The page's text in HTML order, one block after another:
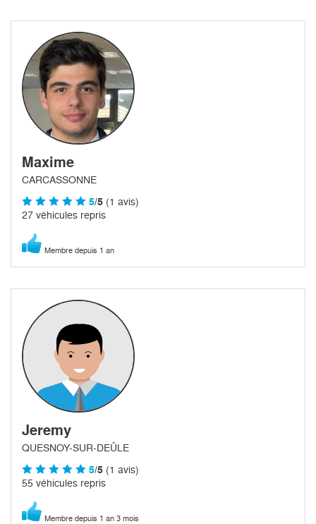
Maxime
CARCASSONNE
5/5 (1 avis)
27 véhicules repris
Membre depuis 1 an
Jeremy
QUESNOY-SUR-DEÛLE
5/5 (1 avis)
55 véhicules repris
Membre depuis 1 an 3 mois